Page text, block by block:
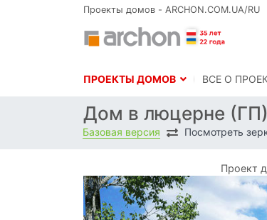
Проекты домов - ARCHON.COM.UA/RU
ПРОЕКТЫ ДОМОВ BСЕ О
Дом в люцерне (ГП)
Базовая версия Посмотреть
Проект